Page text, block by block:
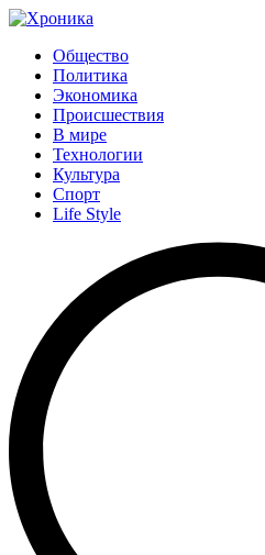
Общество
Политика
Экономика
Происшествия
В мире
Технологии
Культура
Спорт
Life Style